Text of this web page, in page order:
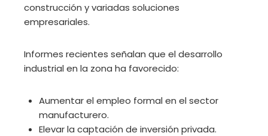
construcción y variadas soluciones
empresariales.
Informes recientes señalan que el desarrollo
industrial en la zona ha favorecido:
Aumentar el empleo formal en el sector
manufacturero.
Elevar la captación de inversión privada.